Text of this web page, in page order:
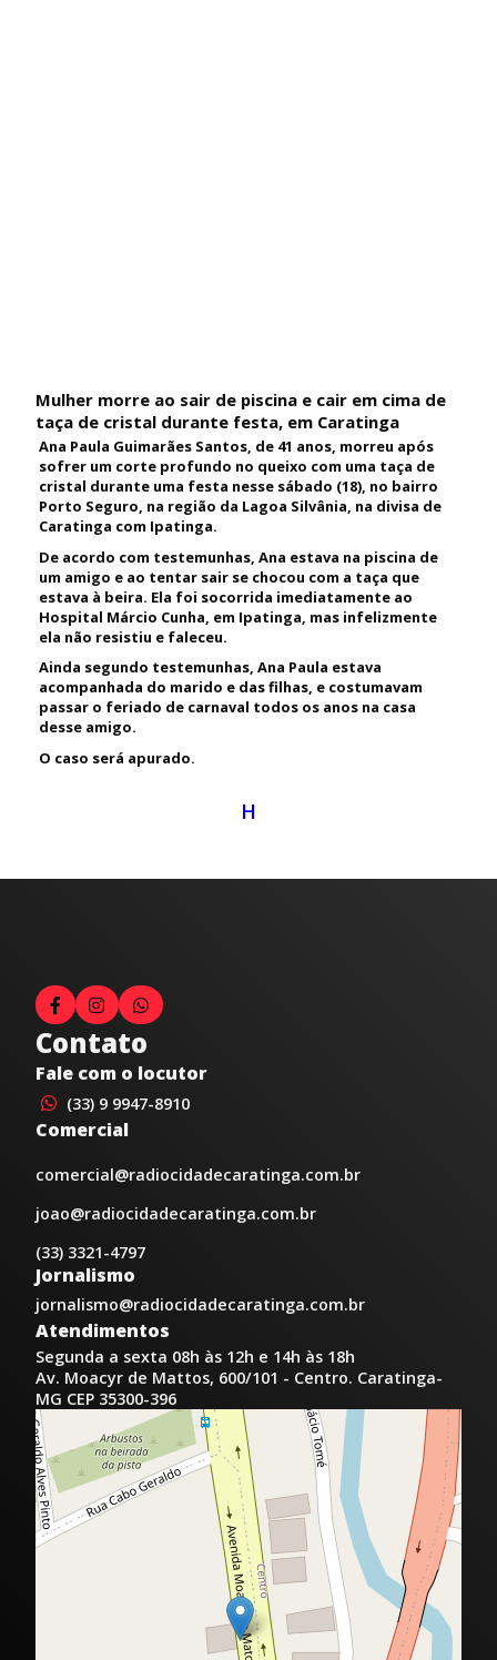
Mulher morre ao sair de piscina e cair em cima de
taça de cristal durante festa, em Caratinga
Ana Paula Guimarães Santos, de 41 anos, morreu após
sofrer um corte profundo no queixo com uma taça de
cristal durante uma festa nesse sábado (18), no bairro
Porto Seguro, na região da Lagoa Silvânia, na divisa de
Caratinga com Ipatinga.
De acordo com testemunhas, Ana estava na piscina de
um amigo e ao tentar sair se chocou com a taça que
estava à beira. Ela foi socorrida imediatamente ao
Hospital Márcio Cunha, em Ipatinga, mas infelizmente
ela não resistiu e faleceu.
Ainda segundo testemunhas, Ana Paula estava
acompanhada do marido e das filhas, e costumavam
passar o feriado de carnaval todos os anos na casa
desse amigo.
O caso será apurado.
H
Contato
Fale com o locutor
(33) 9 9947-8910
Comercial
comercial@radiocidadecaratinga.com.br
joao@radiocidadecaratinga.com.br
(33) 3321-4797
Jornalismo
jornalismo@radiocidadecaratinga.com.br
Atendimentos
Segunda a sexta 08h às 12h e 14h às 18h
Av. Moacyr de Mattos, 600/101 - Centro. Caratinga-
MG CEP 35300-396